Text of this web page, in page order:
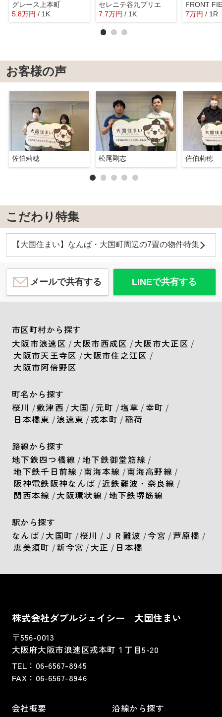
グレース上本町
5.8万円 / 1K
セレニテ谷九プリエ
7.7万円 / 1K 7万円 / 1R
お客様の声
佐伯莉穂 松尾剛志 佐伯莉穂
こだわり特集
【大国住まい】なんば・大国町周辺の7畳の物件特集
メールで共有する LINEで共有する
市区町村から探す
大阪市浪速区 / 大阪市西成区 /大阪市大正区 /
大阪市天王寺区 /大阪市住之江区 /
大阪市阿倍野区
町名から探す
桜川 /敷津西 / 大国 / 元町 /塩草 / 幸町 /
日本橋東 /浪速東 / 戎本町 /稲荷
路線から探す
地下鉄四つ橋線 /地下鉄御堂筋線 /
地下鉄千日前線 /南海本線 /南海高野線 /
阪神電鉄阪神なんば /近鉄難波・奈良線 /
関西本線 /大阪環状線 /地下鉄堺筋線
駅から探す
なんば /大国町 /桜川 / ＪＲ難波 /今宮 / 芦原橋 /
恵美須町 /新今宮 / 大正 / 日本橋
株式会社ダブルジェイシー 大国住まい
〒556-0013
大阪府大阪市浪速区戎本町１丁目5-20
TEL： 06-6567-8945
FAX：06-6567-8946
会社概要
沿線から探す